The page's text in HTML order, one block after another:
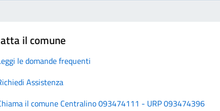
il comune
le domande frequenti
Assistenza
il comune Centralino 093474111 - URP 093474396